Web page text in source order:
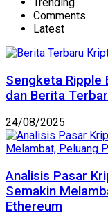
Comments
Latest
Sengketa Ripple
dan Berita
24/08/2025
Analisis Pasar
Semakin
Ethereum